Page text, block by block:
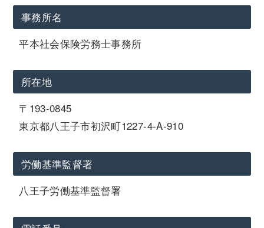
事務所名
平本社会保険労務士事務所
所在地
〒193-0845
東京都八王子市初沢町1227-4-A-910
労働基準監督署
八王子労働基準監督署